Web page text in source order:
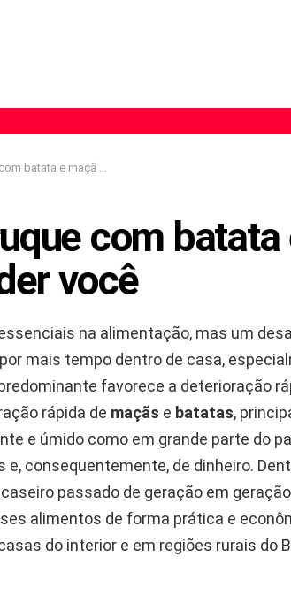
pode surpreender você
com batata
você
na alimentação, mas um
mais tempo dentro de casa,
favorece a deterioração
rápida de maçãs e batatas,
e úmido como em grande parte do
e, consequentemente, de dinheiro.
passado de geração em
alimentos de forma prática e
do interior e em regiões rurais do